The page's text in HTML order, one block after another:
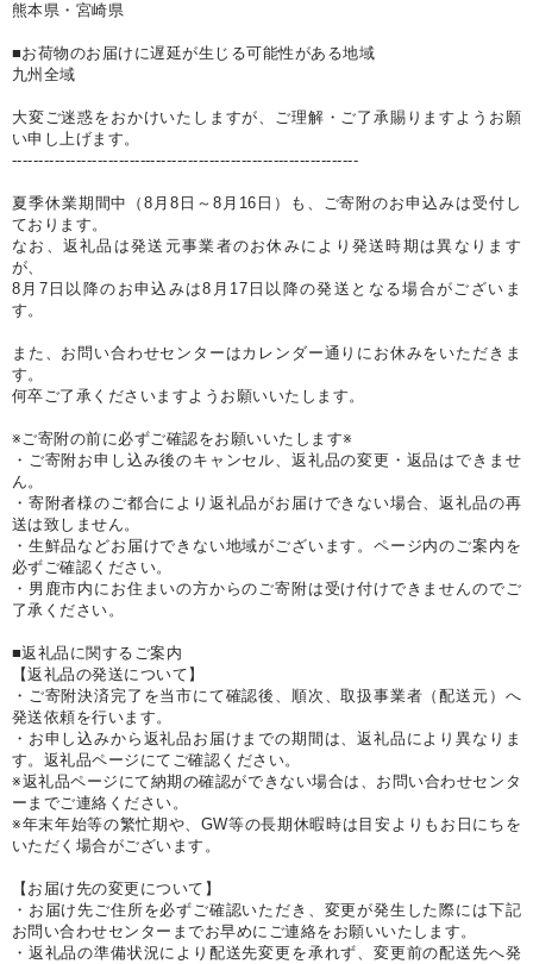
熊本県・宮崎県
■お荷物のお届けに遅延が生じる可能性がある地域
九州全域
大変ご迷惑をおかけいたしますが、ご理解・ご了承賜りますようお願
い申し上げます。
-----------------------------------------------------------------
夏季休業期間中（8月8日～8月16日）も、ご寄附のお申込みは受付し
ております。
なお、返礼品は発送元事業者のお休みにより発送時期は異なります
が、
8月7日以降のお申込みは8月17日以降の発送となる場合がございま
す。
また、お問い合わせセンターはカレンダー通りにお休みをいただきま
す。
何卒ご了承くださいますようお願いいたします。
※ご寄附の前に必ずご確認をお願いいたします※
・ご寄附お申し込み後のキャンセル、返礼品の変更・返品はできませ
ん。
・寄附者様のご都合により返礼品がお届けできない場合、返礼品の再
送は致しません。
・生鮮品などお届けできない地域がございます。ページ内のご案内を
必ずご確認ください。
・男鹿市内にお住まいの方からのご寄附は受け付けできませんのでご
了承ください。
■返礼品に関するご案内
【返礼品の発送について】
・ご寄附決済完了を当市にて確認後、順次、取扱事業者（配送元）へ
発送依頼を行います。
・お申し込みから返礼品お届けまでの期間は、返礼品により異なりま
す。返礼品ページにてご確認ください。
※返礼品ページにて納期の確認ができない場合は、お問い合わせセンタ
ーまでご連絡ください。
※年末年始等の繁忙期や、GW等の長期休暇時は目安よりもお日にちを
いただく場合がございます。
【お届け先の変更について】
・お届け先ご住所を必ずご確認いただき、変更が発生した際には下記
お問い合わせセンターまでお早めにご連絡をお願いいたします。
・返礼品の準備状況により配送先変更を承れず、変更前の配送先へ発